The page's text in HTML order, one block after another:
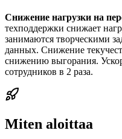
Снижение нагрузки на
техподдержки снижает
занимаются творческими
данных. Снижение
снижению выгорания.
сотрудников в 2 раза.
Miten aloittaa